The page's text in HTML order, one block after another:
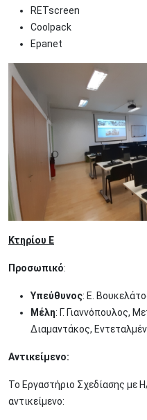
RETscreen
Coolpack
Epanet
Κτηρίου Ε
Προσωπικό:
Υπεύθυνος: Ε.
Μέλη: Γ. Γιαννόπουλος,
Διαμαντάκος,
Αντικείμενο:
Το Εργαστήριο Σχεδίασης με
αντικείμενο: